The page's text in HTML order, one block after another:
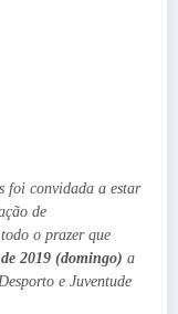
foi convidada a estar
de
o prazer que
2019 (domingo) a
e Juventude